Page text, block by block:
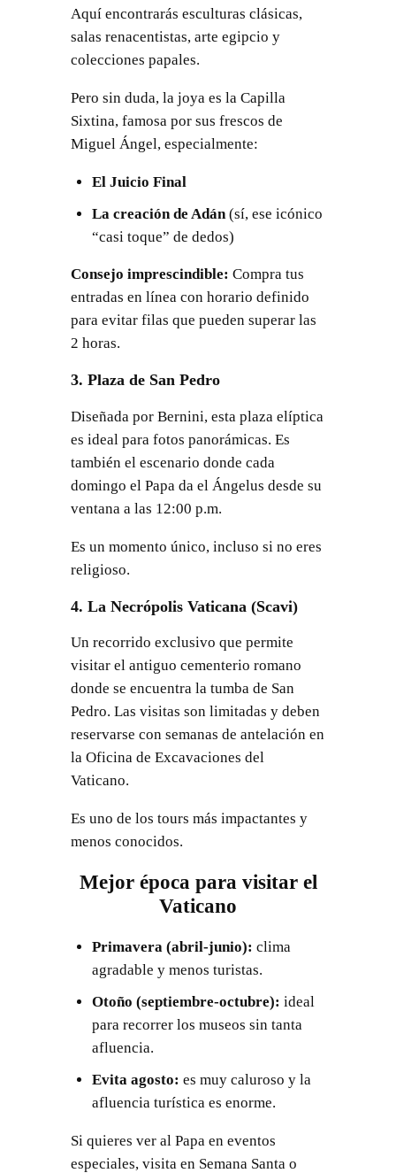
Aquí encontrarás esculturas clásicas,
salas renacentistas, arte egipcio y
colecciones papales.
Pero sin duda, la joya es la Capilla
Sixtina, famosa por sus frescos de
Miguel Ángel, especialmente:
El Juicio Final
La creación de Adán(sí, ese icónico
“casi toque” de dedos)
Consejo imprescindible: Compra tus
entradas en línea con horario definido
para evitar filas que pueden superar las
2 horas.
3. Plaza de San Pedro
Diseñada por Bernini, esta plaza elíptica
es ideal para fotos panorámicas. Es
también el escenario donde cada
domingo el Papa da el Ángelus desde su
ventana a las 12:00 p.m.
Es un momento único, incluso si no eres
religioso.
4. La Necrópolis Vaticana (Scavi)
Un recorrido exclusivo que permite
visitar el antiguo cementerio romano
donde se encuentra la tumba de San
Pedro. Las visitas son limitadas y deben
reservarse con semanas de antelación en
la Oficina de Excavaciones del
Vaticano.
Es uno de los tours más impactantes y
menos conocidos.
Mejor época para visitar el
Vaticano
Primavera (abril-junio): clima
agradable y menos turistas.
Otoño (septiembre-octubre): ideal
para recorrer los museos sin tanta
afluencia.
Evita agosto: es muy caluroso y la
afluencia turística es enorme.
Si quieres ver al Papa en eventos
especiales, visita en Semana Santa o